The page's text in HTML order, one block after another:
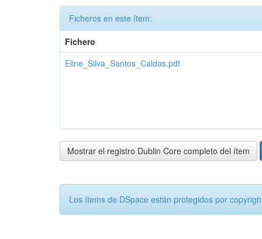
Ficheros en este ítem:
Fichero
Eline_Silva_Santos_Caldas.pdf
Mostrar el registro Dublin Core completo del ítem
Los ítems de DSpace están protegidos por